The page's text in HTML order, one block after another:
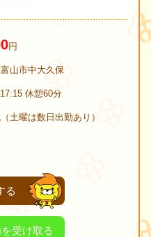
円
山市中大久保
休憩60分
土曜は数日出勤あり）
る
受け取る